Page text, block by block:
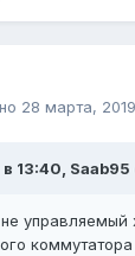
28 марта, 2019
13:40, Saab95
управляемый
коммутатора